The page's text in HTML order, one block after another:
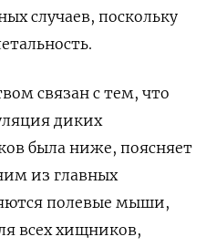
случаев, поскольку
связан с тем, что
диких
была ниже, поясняет
из главных
полевые мыши,
всех хищников,